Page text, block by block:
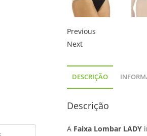
Previous
Next
DESCRIÇÃO
Descrição
A Faixa Lombar LADY